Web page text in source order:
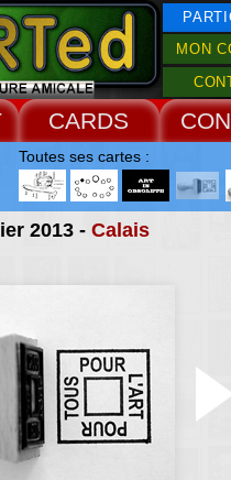
MON
CARDS
2013 - Calais
Toutes ses cartes :